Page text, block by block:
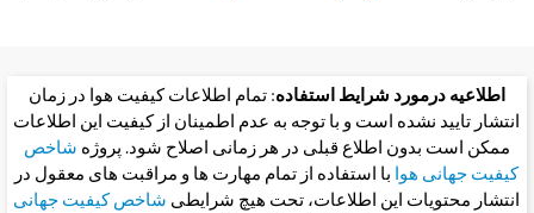
اطلاعیه درمورد شرایط استفاده: تمام اطلاعات کیفیت هوا در زمان
انتشار تایید نشده است و با توجه به عدم اطمینان از کیفیت این اطلاعات
ممکن است بدون اطلاع قبلی در هر زمانی اصلاح شود. پروژهشاخص
کیفیت جهانی هوابا استفاده از تمام مهارت ها و مراقبت های معقول در
انتشار محتویات این اطلاعات، تحت هیچ شرایطیشاخص کیفیت جهانی